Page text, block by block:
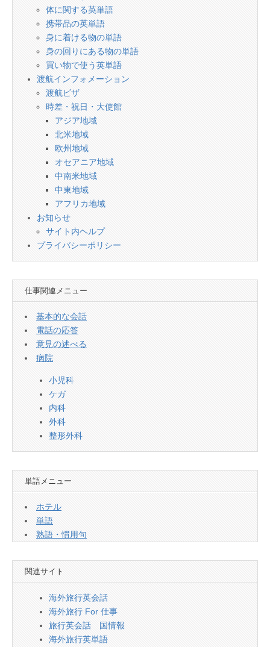
体に関する英単語
携帯品の英単語
身に着ける物の単語
身の回りにある物の単語
買い物で使う英単語
渡航インフォメーション
渡航ビザ
時差・祝日・大使館
アジア地域
北米地域
欧州地域
オセアニア地域
中南米地域
中東地域
アフリカ地域
お知らせ
サイト内ヘルプ
プライバシーポリシー
仕事関連メニュー
基本的な会話
電話の応答
意見の述べる
病院
小児科
ケガ
内科
外科
整形外科
単語メニュー
ホテル
単語
熟語・慣用句
関連サイト
海外旅行英会話
海外旅行 For 仕事
旅行英会話 国情報
海外旅行英単語